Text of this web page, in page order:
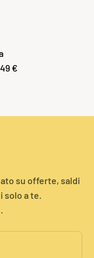
€
su offerte, saldi
solo a te.